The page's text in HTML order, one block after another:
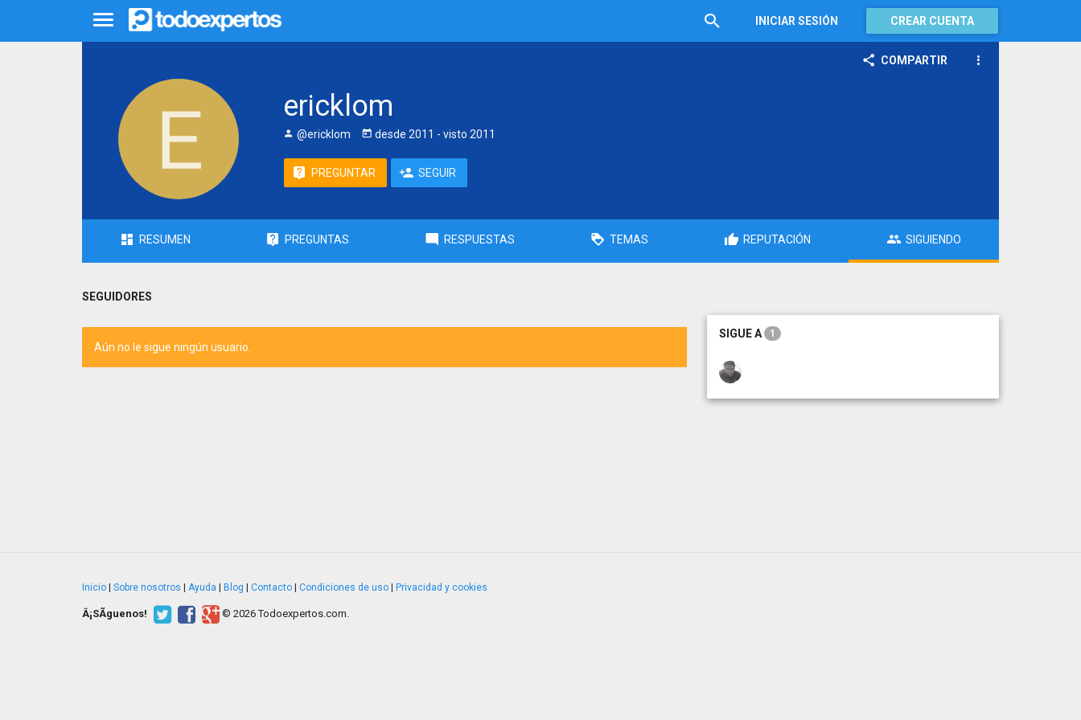
INICIAR SESIÓN CREAR CUENTA
COMPARTIR
ericklom
@ericklom desde 2011 - visto 2011
PREGUNTAR SEGUIR
RESUMEN PREGUNTAS RESPUESTAS TEMAS REPUTACIÓN SIGUIENDO
SEGUIDORES
Aún no le sigue ningún usuario.
SIGUE A 1
Inicio Sobre nosotros Ayuda Blog Contacto Condiciones de uso Privacidad y cookies
Â¡SÃ­guenos! © 2026 Todoexpertos.com.